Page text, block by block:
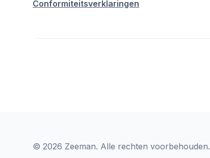
Conformiteitsverklaringen
© 2026 Zeeman. Alle rechten voorbehouden.